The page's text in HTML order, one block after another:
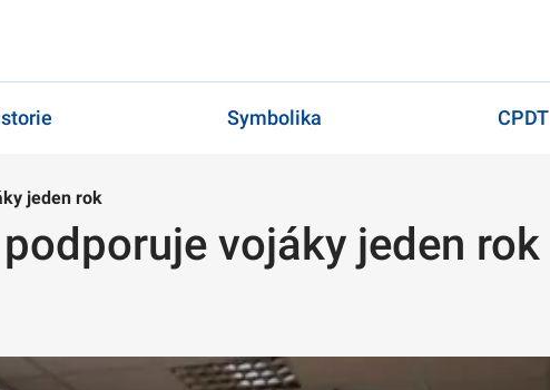
Symbolika CPDT
jeden rok
vojáky jeden rok